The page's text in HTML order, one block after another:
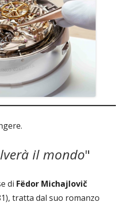
il mondo"
di Fëdor Michajlovič
tratta dal suo romanzo